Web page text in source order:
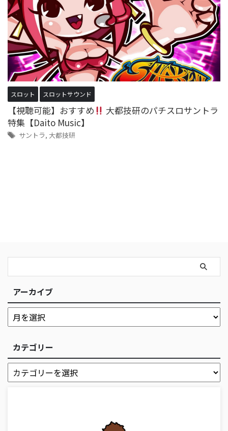
スロット スロットサウンド
【視聴可能】おすすめ
大都技研のパチスロサントラ
特集【Daito Music】
サントラ, 大都技研
アーカイブ
カテゴリー